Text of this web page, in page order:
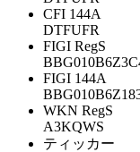
CFI 144A
DTFUFR
FIGI RegS
FIGI 144A
WKN RegS
A3KQWS
ティッカー